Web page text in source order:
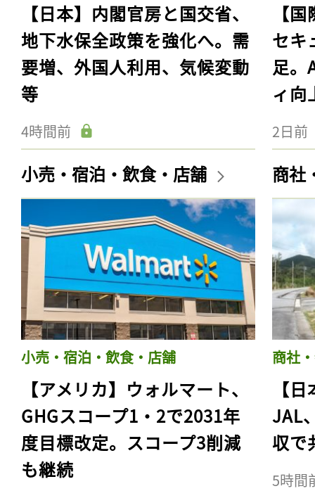
【日本】内閣官房と国交省、
地下水保全政策を強化へ。需
要増、外国人利用、気候変動
等
4時間前
【
セキ
足。
ィ向
2日前
小売・宿泊・飲食・店舗
小売・宿泊・飲食・店舗
【アメリカ】ウォルマート、
GHGスコープ1・2で2031年
度目標改定。スコープ3削減
も継続
商社
商社
【
JAL
収で
5時間